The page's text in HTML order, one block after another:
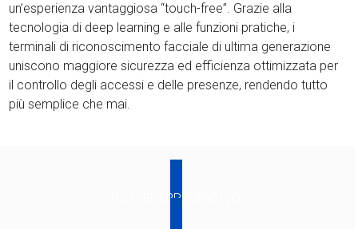
un’esperienza vantaggiosa “touch-free”. Grazie alla
tecnologia di deep learning e alle funzioni pratiche, i
terminali di riconoscimento facciale di ultima generazione
uniscono maggiore sicurezza ed efficienza ottimizzata per
il controllo degli accessi e delle presenze, rendendo tutto
più semplice che mai.
RICHIEDI PREVENTIVO